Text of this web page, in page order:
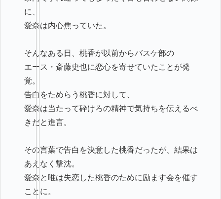
に、
愛奈は内心焦っていた。
そんなある日、桃香が以前からバスケ部の
エース・斎藤史也に恋心を寄せていたことが発
覚。
告白をためらう桃香に対して、
愛奈は当たって砕けろの精神で気持ちを伝えるべ
きだと進言。
その言葉で告白を決意した桃香だったが、結果は
あえなく撃沈。
愛奈と唯は失恋した桃香のために励ます会を催す
ことに。